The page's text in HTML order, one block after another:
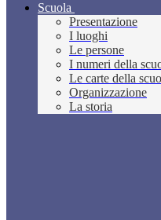
Scuola
Presentazione
I luoghi
Le persone
I numeri della
Le carte della
Organizzazione
La storia